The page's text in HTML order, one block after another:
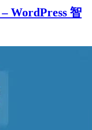
WordPress 智